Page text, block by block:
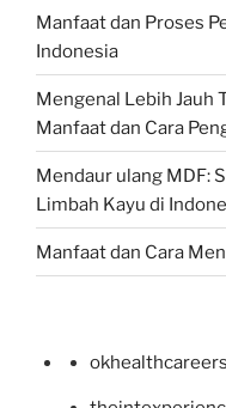
Manfaat dan Proses
Indonesia
Mengenal Lebih Jauh
Manfaat dan Cara
Mendaur ulang MDF:
Limbah Kayu di
Manfaat dan Cara